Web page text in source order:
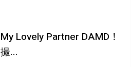
My Lovely Partner DAMD！
撮...